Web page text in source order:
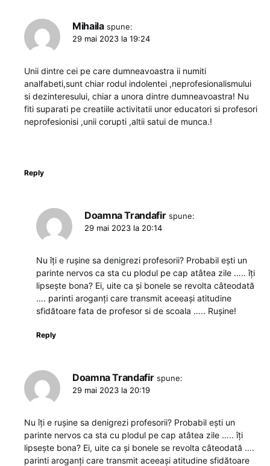
Mihaila spune:
29 mai 2023 la 19:24
Unii dintre cei pe care dumneavoastra ii numiti
analfabeti,sunt chiar rodul indolentei ,neprofesionalismului
si dezinteresului, chiar a unora dintre dumneavoastra! Nu
fiti suparati pe creatiile activitatii unor educatori si profesori
neprofesionisi ,unii corupti ,altii satui de munca.!
Reply
Doamna Trandafir spune:
29 mai 2023 la 20:14
Nu îți e rușine sa denigrezi profesorii? Probabil ești un
parinte nervos ca sta cu plodul pe cap atâtea zile ….. îți
lipsește bona? Ei, uite ca și bonele se revolta câteodată
…. parinti aroganți care transmit aceeași atitudine
sfidătoare fata de profesor si de scoala ….. Rușine!
Reply
Doamna Trandafir spune:
29 mai 2023 la 20:19
Nu îți e rușine sa denigrezi profesorii? Probabil ești un
parinte nervos ca sta cu plodul pe cap atâtea zile ….. îți
lipsește bona? Ei, uite ca și bonele se revolta câteodată ….
parinti aroganți care transmit aceeași atitudine sfidătoare